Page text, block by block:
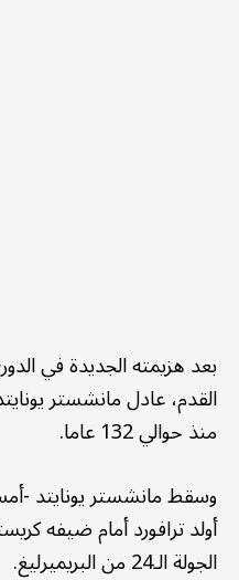
بعد هزيمته الجديدة في
القدم، عادل مانشستر
منذ حوالي 132 عاما.
وسقط مانشستر يونايتد -
الجولة الـ24 من البريميرليغ.